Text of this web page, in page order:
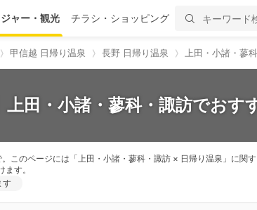
ャー・観光 チラシ・ショッピング
甲信越 日帰り温泉 長野 日帰り温泉 上田・小諸・蓼
上田・小諸・蓼科・諏訪でおす
このページには「上田・小諸・蓼科・諏訪 × 日帰り温泉」に関
す。
す